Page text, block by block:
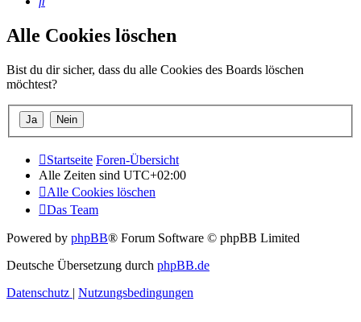
Alle Cookies löschen
Bist du dir sicher, dass du alle Cookies des Boards löschen
möchtest?
Startseite Foren-Übersicht
Alle Zeiten sind UTC+02:00
Alle Cookies löschen
Das Team
Powered by phpBB® Forum Software © phpBB Limited
Deutsche Übersetzung durch phpBB.de
Datenschutz | Nutzungsbedingungen